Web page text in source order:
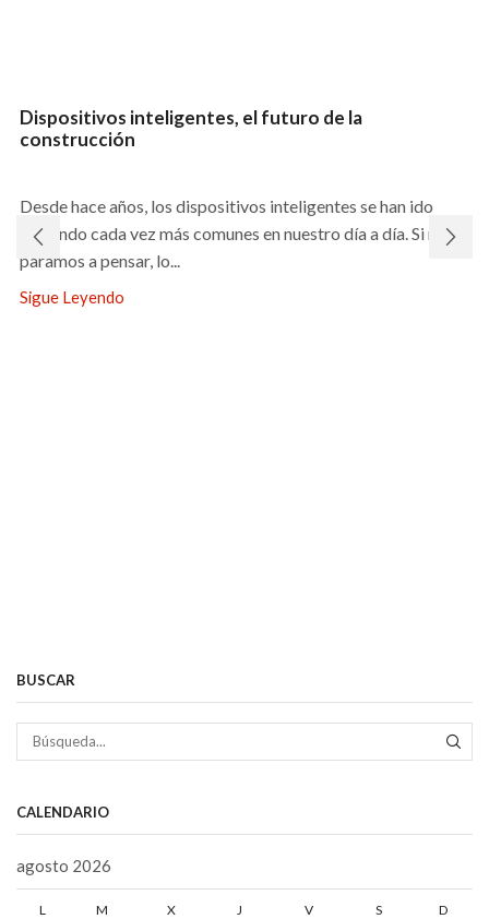
Dispositivos inteligentes, el futuro de la
construcción
Desde hace años, los dispositivos inteligentes se han ido
haciendo cada vez más comunes en nuestro día a día. Si nos
paramos a pensar, lo...
Sigue Leyendo
BUSCAR
CALENDARIO
agosto 2026
L M X J V S D